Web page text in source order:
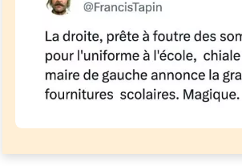
JE M'INSCRIS
CONNEXION
ME CONNECTER
Un